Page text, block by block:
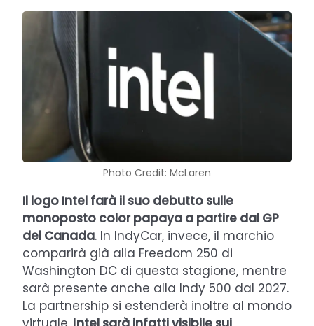
Photo Credit: McLaren
Il logo Intel farà il suo debutto sulle
monoposto color papaya a partire dal GP
del Canada. In IndyCar, invece, il marchio
comparirà già alla Freedom 250 di
Washington DC di questa stagione, mentre
sarà presente anche alla Indy 500 dal 2027.
La partnership si estenderà inoltre al mondo